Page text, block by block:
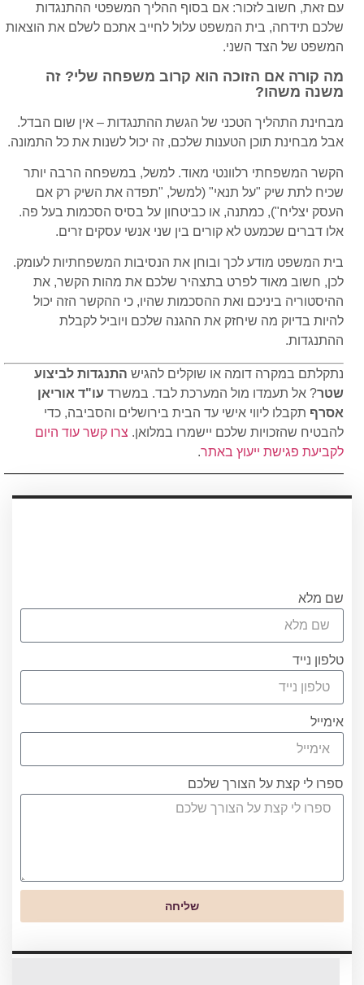
עם זאת, חשוב לזכור: אם בסוף ההליך המשפטי ההתנגדות
שלכם תידחה, בית המשפט עלול לחייב אתכם לשלם את הוצאות
המשפט של הצד השני.
מה קורה אם הזוכה הוא קרוב משפחה שלי? זה
משנה משהו?
מבחינת התהליך הטכני של הגשת ההתנגדות – אין שום הבדל.
אבל מבחינת תוכן הטענות שלכם, זה יכול לשנות את כל התמונה.
הקשר המשפחתי רלוונטי מאוד. למשל, במשפחה הרבה יותר
שכיח לתת שיק "על תנאי" (למשל, "תפדה את השיק רק אם
העסק יצליח"), כמתנה, או כביטחון על בסיס הסכמות בעל פה.
אלו דברים שכמעט לא קורים בין שני אנשי עסקים זרים.
בית המשפט מודע לכך ובוחן את הנסיבות המשפחתיות לעומק.
לכן, חשוב מאוד לפרט בתצהיר שלכם את מהות הקשר, את
ההיסטוריה ביניכם ואת ההסכמות שהיו, כי ההקשר הזה יכול
להיות בדיוק מה שיחזק את ההגנה שלכם ויוביל לקבלת
ההתנגדות.
נתקלתם במקרה דומה או שוקלים להגיש התנגדות לביצוע
שטר? אל תעמדו מול המערכת לבד. במשרד עו"ד אוריאן
אסרף תקבלו ליווי אישי עד הבית בירושלים והסביבה, כדי
להבטיח שהזכויות שלכם יישמרו במלואן. צרו קשר עוד היום
לקביעת פגישת ייעוץ באתר.
שם מלא
טלפון נייד
אימייל
ספרו לי קצת על הצורך שלכם
שליחה